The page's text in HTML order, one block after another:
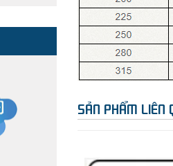
SẢN PHẨM LIÊN